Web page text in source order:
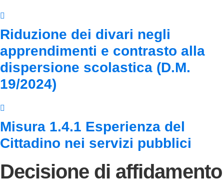
Riduzione dei divari negli
apprendimenti e contrasto alla
dispersione scolastica (D.M.
19/2024)
Misura 1.4.1 Esperienza del
Cittadino nei servizi pubblici
Decisione di affidamento